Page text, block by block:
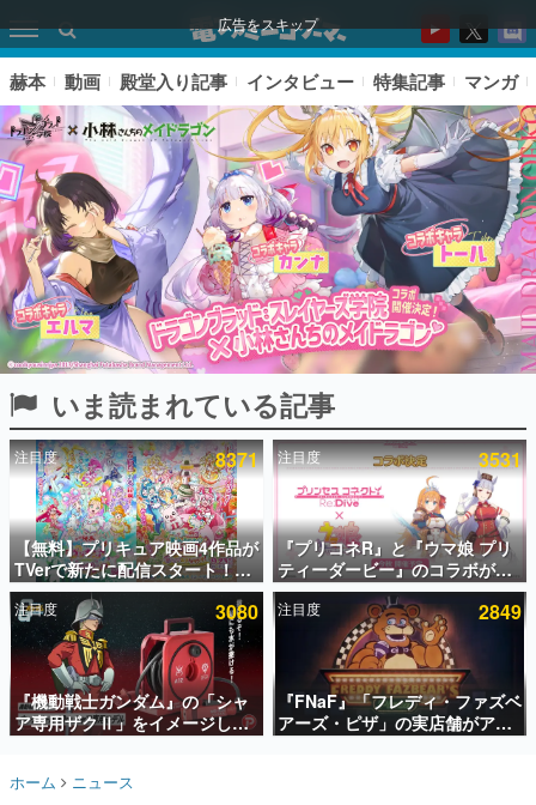
広告をスキップ
ピックアップ
電ファミのいま読まれている記事ランキング
アプリセール情報
インタビュー
連載・特集一覧
殿堂入り記事
SNS拡散数が数千以上！ ページビュー数万以上！ などな
ど。多くの人々に読まれた、電ファミ渾身の“殿堂入り”記
事をまとめました。
名作ゲームクリエイターの方々に製作時のエピソードをお
赫本 動画 殿堂入り記事 インタビュー 特集記事 マンガ
いま読まれている記事
注目度 8371
【無料】プリキュア映画4作品が
TVerで新たに配信スタート！な
んと2018年～2024年の映画ほぼ
すべてが見放題に、ぶっちゃけ
ありえないラインナップ
注目度 3531
『プリコネR』と『ウマ娘 プリ
ティーダービー』のコラボが決
定！“最大170連無料”の8.5周年
キャンペーンなども発表
注目度 3080
『機動戦士ガンダム』の「シャ
ア専用ザクⅡ」をイメージした
散水ホースリールが予約開始。
ークやジオン公国軍のエンブレ
注目度 2849
『FNaF』「フレディ・ファズベ
アーズ・ピザ」の実店舗がアメ
リカの商業施設「American
ホーム ニュース